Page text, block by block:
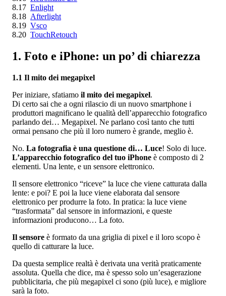
8.17 Enlight
8.18 Afterlight
8.19 Vsco
8.20 TouchRetouch
1. Foto e iPhone: un po’ di chiarezza
1.1 Il mito dei megapixel
Per iniziare, sfatiamo il mito dei megapixel.
Di certo sai che a ogni rilascio di un nuovo smartphone i
produttori magnificano le qualità dell’apparecchio fotografico
parlando dei… Megapixel. Ne parlano così tanto che tutti
ormai pensano che più il loro numero è grande, meglio è.
No. La fotografia è una questione di… Luce! Solo di luce.
L’apparecchio fotografico del tuo iPhone è composto di 2
elementi. Una lente, e un sensore elettronico.
Il sensore elettronico “riceve” la luce che viene catturata dalla
lente: e poi? E poi la luce viene elaborata dal sensore
elettronico per produrre la foto. In pratica: la luce viene
“trasformata” dal sensore in informazioni, e queste
informazioni producono… La foto.
Il sensore è formato da una griglia di pixel e il loro scopo è
quello di catturare la luce.
Da questa semplice realtà è derivata una verità praticamente
assoluta. Quella che dice, ma è spesso solo un’esagerazione
pubblicitaria, che più megapixel ci sono (più luce), e migliore
sarà la foto.